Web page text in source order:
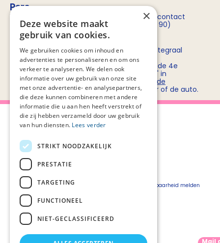
Pers
Voor persvragen over Stichting PZNL kun je contact
opnemen metRob Bruntink(06 - 55 52 72 90)
Routebeschrijving
Stichting PZNL deelt het kantoor met het Integraal
Kankercentrum Nederland (IKNL). Ons
kantoor/vergadercentrum bevindt zich op de 4e
verdieping van kantoorgebouw 'De Utrecht' in
winkelcentrum Hoog Catharijne. Bekijk
hier de
routebeschrijvingenvoor openbaar vervoer of de auto.
Over Palliaweb
Over PZNL
Pers
Vacatures
Webshop
Privacyverklaring
Beveiligingskwetsbaarheid melden
Mail
×
Deze website maakt
gebruik van cookies.
We gebruiken cookies om inhoud en
advertenties te personaliseren en om ons
verkeer te analyseren. We delen ook
informatie over uw gebruik van onze site
met onze advertentie- en analysepartners,
die deze kunnen combineren met andere
informatie die u aan hen heeft verstrekt of
die zij hebben verzameld door uw gebruik
van hun diensten. Lees verder
STRIKT NOODZAKELIJK
PRESTATIE
TARGETING
FUNCTIONEEL
NIET-GECLASSIFICEERD